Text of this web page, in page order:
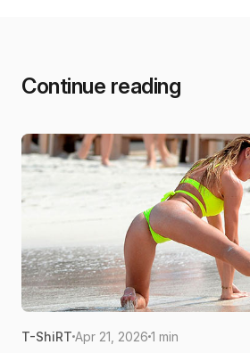
Continue reading
T-ShiRT Apr 21, 2026 1 min